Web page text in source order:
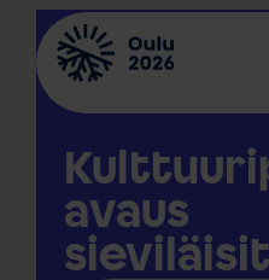
Siirry
sisältöön
avaus